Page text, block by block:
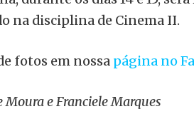
na disciplina de Cinema II.
fotos em nossa página no
e Franciele Marques